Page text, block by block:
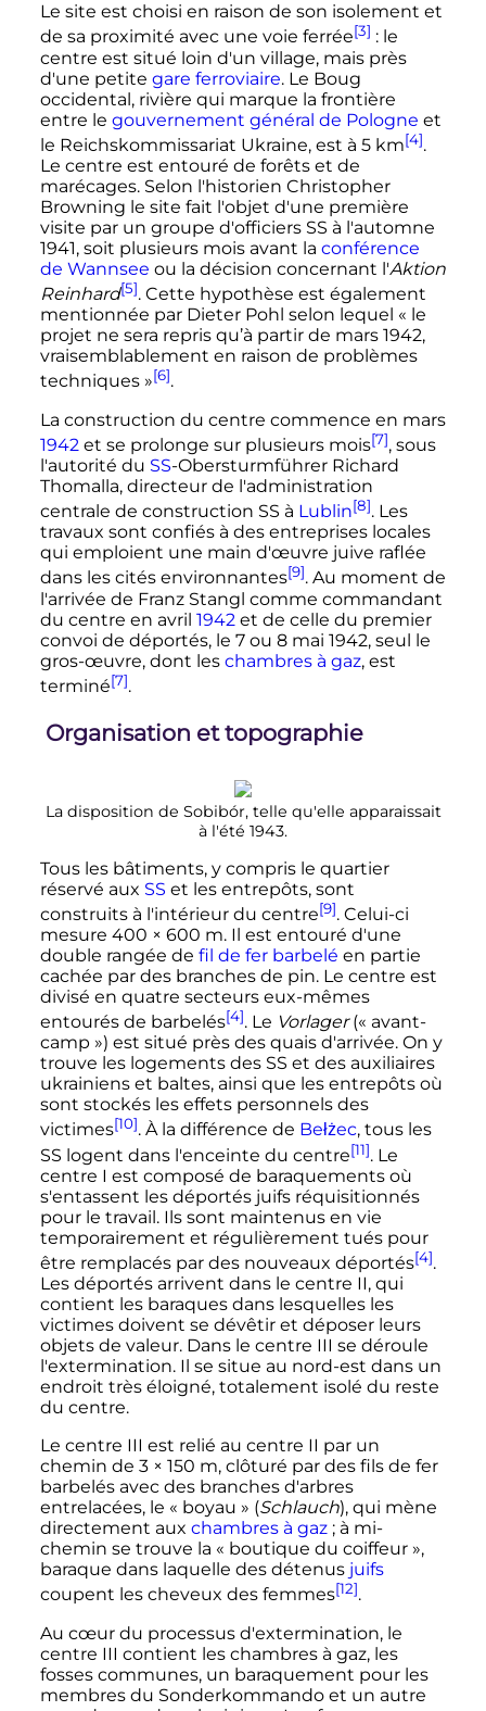
Le site est choisi en raison de son isolement et
de sa proximité avec une voie ferrée[3] : le
centre est situé loin d'un village, mais près
d'une petite gare ferroviaire. Le Boug
occidental, rivière qui marque la frontière
entre le gouvernement général de Pologne et
le Reichskommissariat Ukraine, est à 5 km[4].
Le centre est entouré de forêts et de
marécages. Selon l'historien Christopher
Browning le site fait l'objet d'une première
visite par un groupe d'officiers SS à l'automne
1941, soit plusieurs mois avant la conférence
de Wannsee ou la décision concernant l'Aktion
Reinhard[5]. Cette hypothèse est également
mentionnée par Dieter Pohl selon lequel « le
projet ne sera repris qu’à partir de mars 1942,
vraisemblablement en raison de problèmes
techniques »[6].
La construction du centre commence en mars
1942et se prolonge sur plusieurs mois[7], sous
l'autorité du SS-Obersturmführer Richard
Thomalla, directeur de l'administration
centrale de construction SS à Lublin[8]. Les
travaux sont confiés à des entreprises locales
qui emploient une main d'œuvre juive raflée
dans les cités environnantes[9]. Au moment de
l'arrivée de Franz Stangl comme commandant
du centre en avril 1942 et de celle du premier
convoi de déportés, le 7 ou 8 mai 1942, seul le
gros-œuvre, dont les chambres à gaz, est
terminé[7].
Organisation et topographie
La disposition de Sobibór, telle qu'elle apparaissait
à l'été 1943.
Tous les bâtiments, y compris le quartier
réservé aux SS et les entrepôts, sont
construits à l'intérieur du centre[9]. Celui-ci
mesure 400 × 600 m. Il est entouré d'une
double rangée de fil de fer barbelé en partie
cachée par des branches de pin. Le centre est
divisé en quatre secteurs eux-mêmes
entourés de barbelés[4]. Le Vorlager(« avant-
camp ») est situé près des quais d'arrivée. On y
trouve les logements des SS et des auxiliaires
ukrainiens et baltes, ainsi que les entrepôts où
sont stockés les effets personnels des
victimes[10]. À la différence de Bełżec, tous les
SS logent dans l'enceinte du centre[11]. Le
centre I est composé de baraquements où
s'entassent les déportés juifs réquisitionnés
pour le travail. Ils sont maintenus en vie
temporairement et régulièrement tués pour
être remplacés par des nouveaux déportés[4].
Les déportés arrivent dans le centre II, qui
contient les baraques dans lesquelles les
victimes doivent se dévêtir et déposer leurs
objets de valeur. Dans le centre III se déroule
l'extermination. Il se situe au nord-est dans un
endroit très éloigné, totalement isolé du reste
du centre.
Le centre III est relié au centre II par un
chemin de 3 × 150 m, clôturé par des fils de fer
barbelés avec des branches d'arbres
entrelacées, le « boyau » (Schlauch), qui mène
directement aux chambres à gaz ; à mi-
chemin se trouve la « boutique du coiffeur »,
baraque dans laquelle des détenus juifs
coupent les cheveux des femmes[12].
Au cœur du processus d'extermination, le
centre III contient les chambres à gaz, les
fosses communes, un baraquement pour les
membres du Sonderkommando et un autre